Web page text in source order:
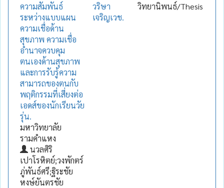
ความสัมพันธ์
ระหว่างแบบแผน
ความเชื่อด้าน
สุขภาพ ความเชื่อ
อำนาจควบคุม
ตนเองด้านสุขภาพ
และการรับรู้ความ
สามารถของตนกับ
พฤติกรรมที่เสี่ยงต่อ
เอดส์ของนักเรียนวัย
รุ่น.
มหาวิทยาลัย
รามคำแหง
นวลศิริ
เปาโรหิตย์;วงพักตร์
ภู่พันธ์ศรี;ฐิระชัย
หงษ์ยันตรชัย
วริษา
เจริญเวช.
วิทยานิพนธ์/Thesis